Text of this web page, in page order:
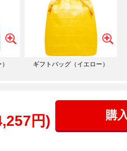
ギフトバッグ（イエロー）
円) 購